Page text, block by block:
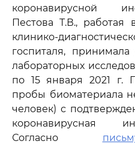
коронавирусной
Пестова Т.В., работая
клинико-
госпиталя,
лабораторных
по 15 января 2021 г.
пробы биоматериала
человек) с
коронавирусная
Согласно